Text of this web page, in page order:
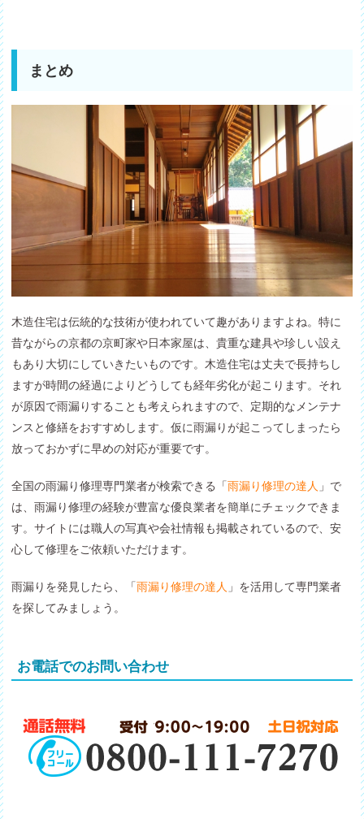
まとめ
木造住宅は伝統的な技術が使われていて趣がありますよね。特に
昔ながらの京都の京町家や日本家屋は、貴重な建具や珍しい設え
もあり大切にしていきたいものです。木造住宅は丈夫で長持ちし
ますが時間の経過によりどうしても経年劣化が起こります。それ
が原因で雨漏りすることも考えられますので、定期的なメンテナ
ンスと修繕をおすすめします。仮に雨漏りが起こってしまったら
放っておかずに早めの対応が重要です。
全国の雨漏り修理専門業者が検索できる「雨漏り修理の達人 」で
は、雨漏り修理の経験が豊富な優良業者を簡単にチェックできま
す。サイトには職人の写真や会社情報も掲載されているので、安
心して修理をご依頼いただけます。
雨漏りを発見したら、「雨漏り修理の達人 」を活用して専門業者
を探してみましょう。
お電話でのお問い合わせ